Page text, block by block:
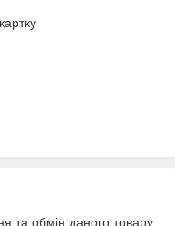
та обмін даного товару